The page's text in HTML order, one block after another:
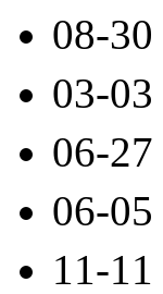
08-30
03-03
06-27
06-05
11-11